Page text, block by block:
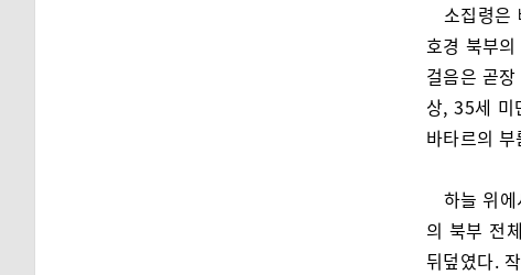
소집령은
호경 북부
걸음은 곧
상, 35세 미
바타르의
하늘 위
의 북부 전
뒤덮였다.